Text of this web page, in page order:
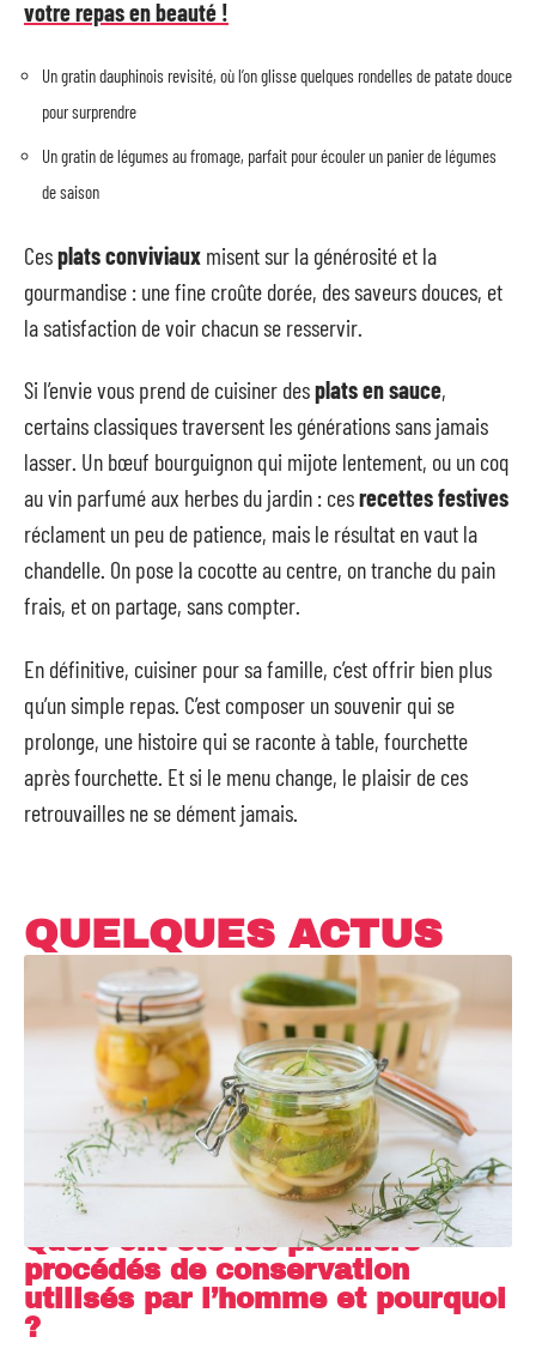
votre repas en beauté !
Un gratin dauphinois revisité, où l’on glisse quelques rondelles de patate douce
pour surprendre
Un gratin de légumes au fromage, parfait pour écouler un panier de légumes
de saison
Cesplats conviviaux misent sur la générosité et la
gourmandise : une fine croûte dorée, des saveurs douces, et
la satisfaction de voir chacun se resservir.
Si l’envie vous prend de cuisiner desplats en sauce,
certains classiques traversent les générations sans jamais
lasser. Un bœuf bourguignon qui mijote lentement, ou un coq
au vin parfumé aux herbes du jardin : cesrecettes festives
réclament un peu de patience, mais le résultat en vaut la
chandelle. On pose la cocotte au centre, on tranche du pain
frais, et on partage, sans compter.
En définitive, cuisiner pour sa famille, c’est offrir bien plus
qu’un simple repas. C’est composer un souvenir qui se
prolonge, une histoire qui se raconte à table, fourchette
après fourchette. Et si le menu change, le plaisir de ces
retrouvailles ne se dément jamais.
QUELQUES ACTUS
Quels ont été les premiers
procédés de conservation
utilisés par l’homme et pourquoi
?